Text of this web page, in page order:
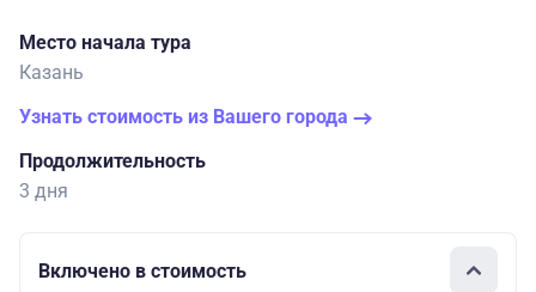
Место начала тура
Казань
Узнать стоимость из Вашего города
Продолжительность
3 дня
Включено в стоимость